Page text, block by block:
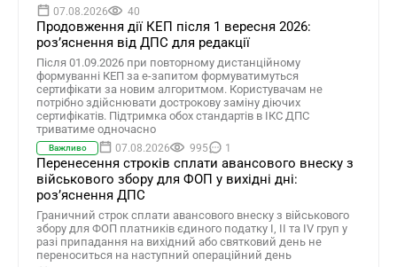
07.08.2026 40
Продовження дії КЕП після 1 вересня 2026:
розʼяснення від ДПС для редакції
Після 01.09.2026 при повторному дистанційному
формуванні КЕП за е-запитом формуватимуться
сертифікати за новим алгоритмом. Користувачам не
потрібно здійснювати дострокову заміну діючих
сертифікатів. Підтримка обох стандартів в ІКС ДПС
триватиме одночасно
Важливо 07.08.2026 995 1
Перенесення строків сплати авансового внеску з
військового збору для ФОП у вихідні дні:
роз’яснення ДПС
Граничний строк сплати авансового внеску з військового
збору для ФОП платників єдиного податку І, ІІ та ІV груп у
разі припадання на вихідний або святковий день не
переноситься на наступний операційний день